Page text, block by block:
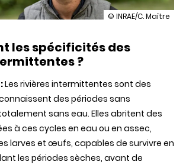
illustration
:
la
biodiversité
© INRAE/C. Maître
les spécificités des
?
Les rivières intermittentes sont des
des périodes sans
sans eau. Elles abritent des
à ces cycles en eau ou en assec,
larves et œufs, capables de survivre en
les périodes sèches, avant de